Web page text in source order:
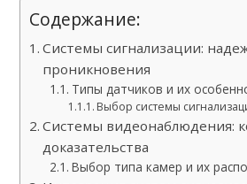
Содержание:
Системы сигнализации:
проникновения
Типы датчиков и их
Выбор системы
Системы видеонаблюдения:
доказательства
Выбор типа камер и их